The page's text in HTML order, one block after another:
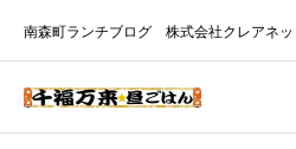
南森町ランチブログ 株式会社クレアネッ